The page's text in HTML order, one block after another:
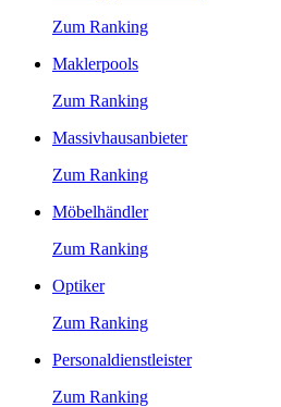
Zum Ranking
Maklerpools
Zum Ranking
Massivhausanbieter
Zum Ranking
Möbelhändler
Zum Ranking
Optiker
Zum Ranking
Personaldienstleister
Zum Ranking